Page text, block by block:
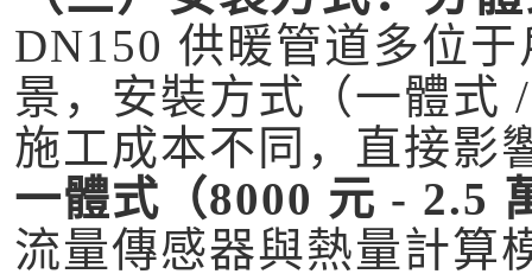
DN150 供暖管道多位
景，安裝方式（一體式
施工成本不同，直接影
一體式（8000 元 - 2.5
流量傳感器與熱量計算